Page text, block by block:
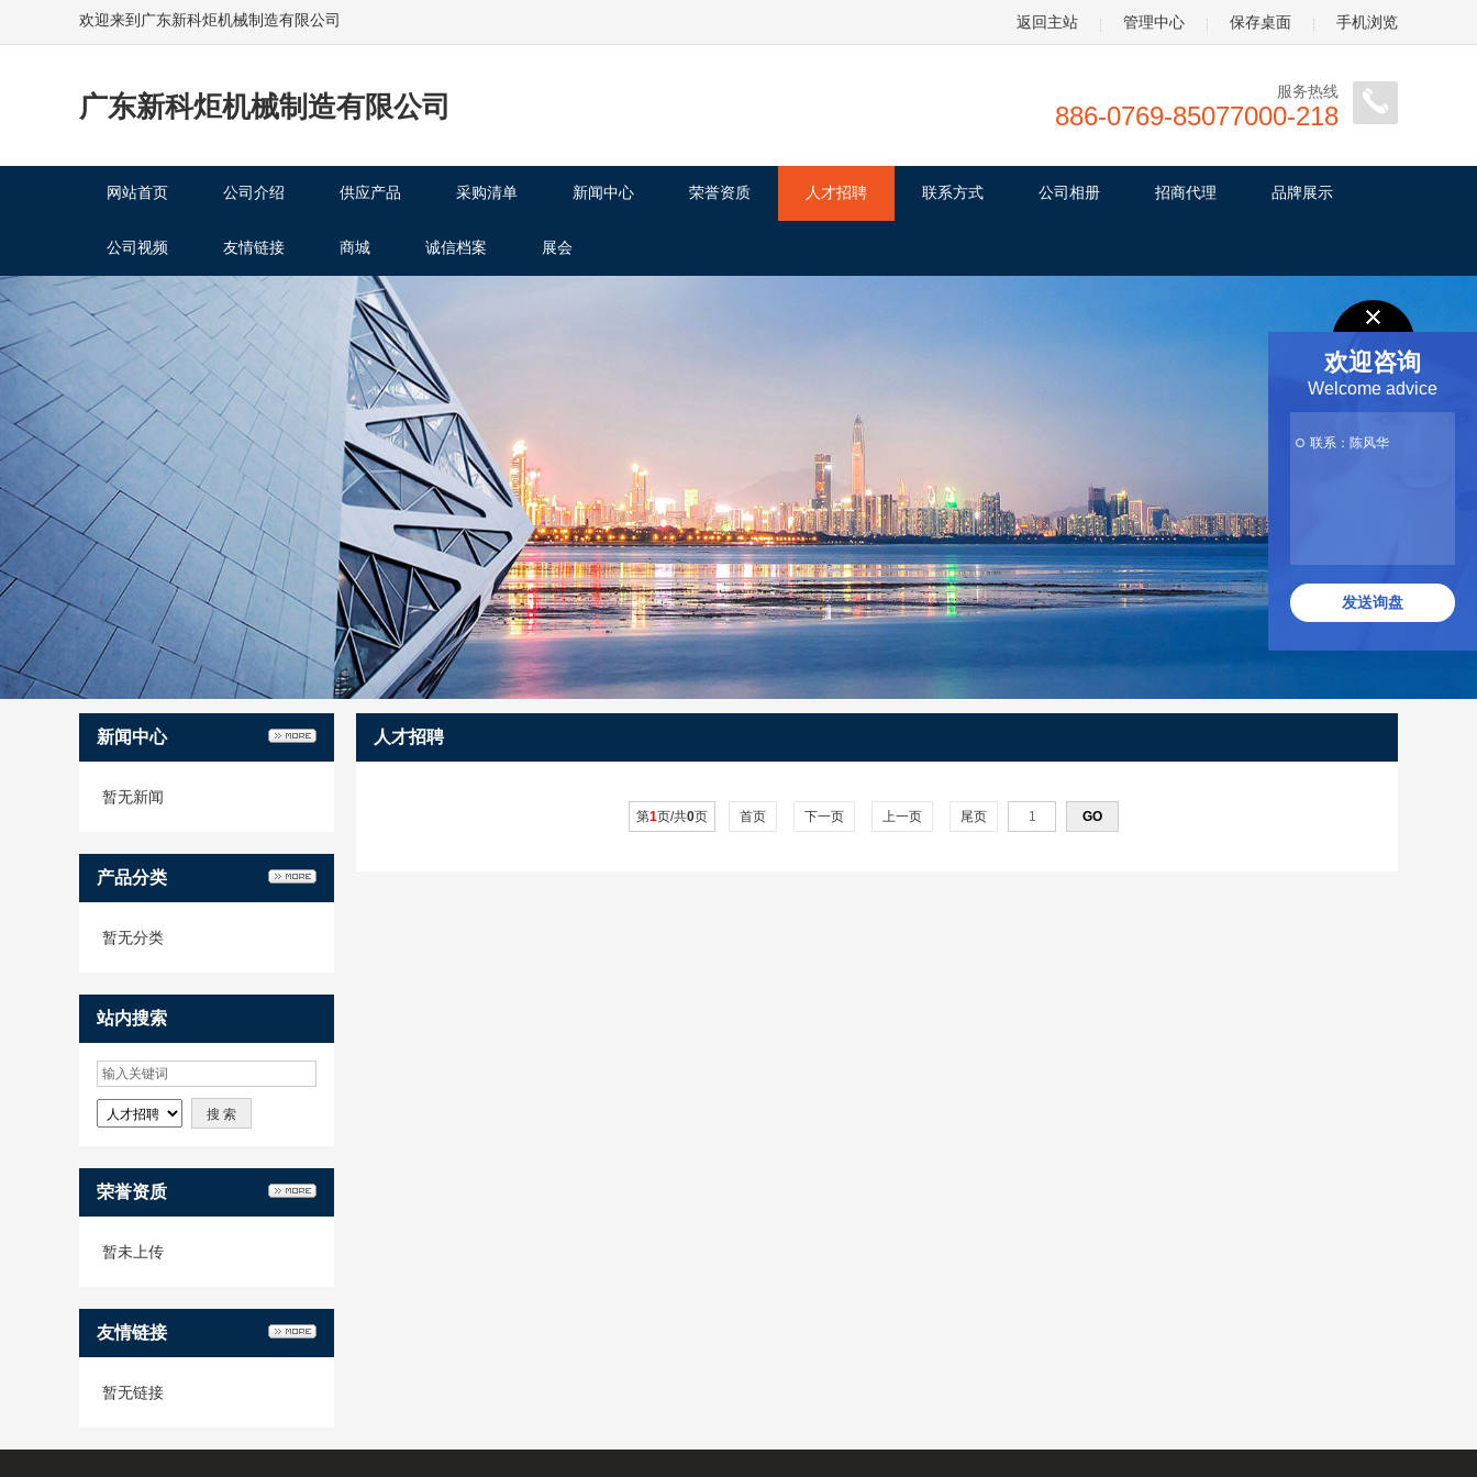
欢迎来到广东新科炬机械制造有限公司 返回主站 管理中心 保存桌面 手机浏览
广东新科炬机械制造有限公司 服务热线
886-0769-85077000-218
网站首页 公司介绍 供应产品 采购清单 新闻中心 荣誉资质 人才招聘 联系方式 公司相册 招商代理 品牌展示
公司视频 友情链接 商城 诚信档案 展会
新闻中心
暂无新闻
产品分类
暂无分类
站内搜索
荣誉资质
暂未上传
友情链接
暂无链接
人才招聘
第1页/共0页 首页 下一页 上一页 尾页
欢迎咨询
Welcome advice
联系：陈风华
发送询盘